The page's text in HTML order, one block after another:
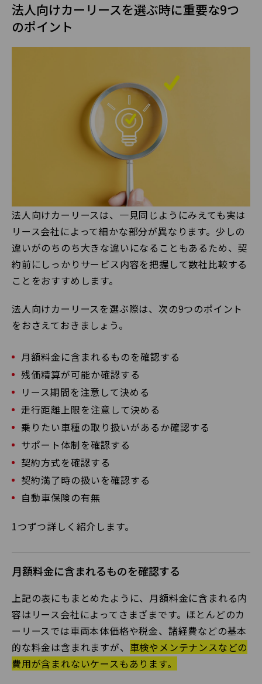
法人向けカーリースを選ぶ時に重要な9つ
のポイント
法人向けカーリースは、一見同じようにみえても実は
リース会社によって細かな部分が異なります。少しの
違いがのちのち大きな違いになることもあるため、契
約前にしっかりサービス内容を把握して数社比較する
ことをおすすめします。
法人向けカーリースを選ぶ際は、次の9つのポイント
をおさえておきましょう。
月額料金に含まれるものを確認する
残価精算が可能か確認する
リース期間を注意して決める
走行距離上限を注意して決める
乗りたい車種の取り扱いがあるか確認する
サポート体制を確認する
契約方式を確認する
契約満了時の扱いを確認する
自動車保険の有無
1つずつ詳しく紹介します。
月額料金に含まれるものを確認する
上記の表にもまとめたように、月額料金に含まれる内
容はリース会社によってさまざまです。ほとんどのカ
ーリースでは車両本体価格や税金、諸経費などの基本
的な料金は含まれますが、 車検やメンテナンスなどの
費用が含まれないケースもあります。